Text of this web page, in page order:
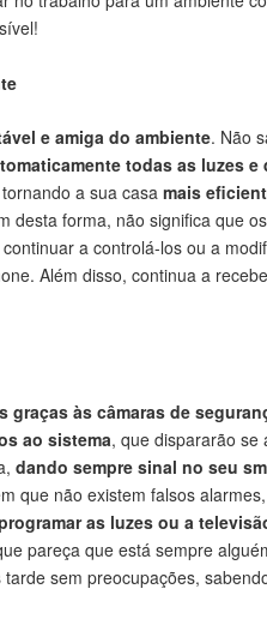
e amiga do ambiente. Não
todas as luzes
a sua casamais
desta forma, não significa que
a controlá-los ou a
Além disso, continua a
graças às câmaras de
ao sistema, que dispararão se
dando sempre sinal no seu
que não existem falsos
as luzes ou a
pareça que está sempre
sem preocupações,